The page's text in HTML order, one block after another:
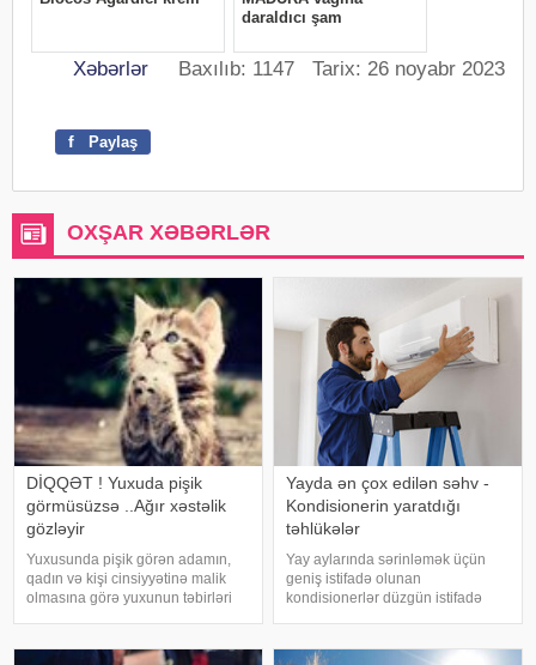
Xəbərlər Baxılıb: 1147 Tarix: 26 noyabr 2023
f Paylaş
OXŞAR XƏBƏRLƏR
DİQQƏT ! Yuxuda pişik
görmüsüzsə ..Ağır xəstəlik
gözləyir
Yuxusunda pişik görən adamın,
qadın və kişi cinsiyyətinə malik
olmasına görə yuxunun təbirləri
həyatında diqqətsiz bir şəxsiyyətə
Yayda ən çox edilən səhv -
Kondisionerin yaratdığı
təhlükələr
Yay aylarında sərinləmək üçün
geniş istifadə olunan
kondisionerlər düzgün istifadə
xəbər verir ki, ani temperatur